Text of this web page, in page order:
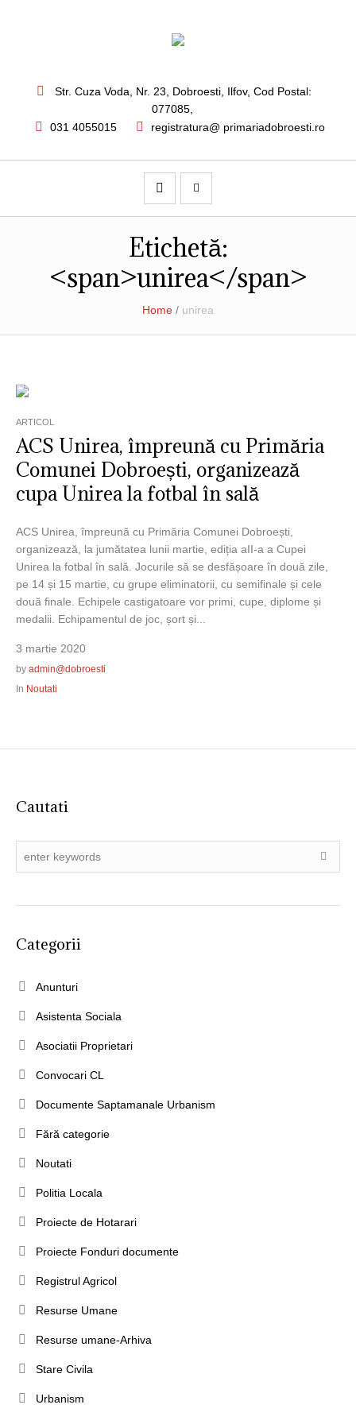
Str. Cuza Voda, Nr. 23 Dobroesti, Ilfov, Cod Postal:
077085,
031 4055015
registratura@ primariadobroesti.ro
Etichetă:
<span>unirea</span>
Home / unirea
ARTICOL
ACS Unirea, împreună cu Primăria
Comunei Dobroești, organizează
cupa Unirea la fotbal în sală
ACS Unirea, împreună cu Primăria Comunei Dobroești,
organizează, la jumătatea lunii martie, ediția aII-a a Cupei
Unirea la fotbal în sală. Jocurile să se desfășoare în două zile,
pe 14 și 15 martie, cu grupe eliminatorii, cu semifinale și cele
două finale. Echipele castigatoare vor primi, cupe, diplome și
medalii. Echipamentul de joc, șort și...
3 martie 2020
by admin@dobroesti
In Noutati
Cautati
Categorii
Anunturi
Asistenta Sociala
Asociatii Proprietari
Convocari CL
Documente Saptamanale Urbanism
Fără categorie
Noutati
Politia Locala
Proiecte de Hotarari
Proiecte Fonduri documente
Registrul Agricol
Resurse Umane
Resurse umane-Arhiva
Stare Civila
Urbanism